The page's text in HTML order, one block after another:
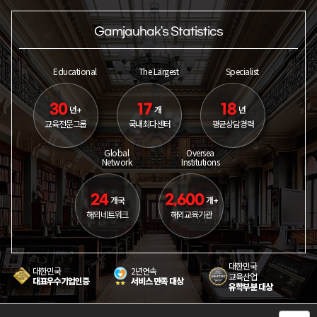
Gamjauhak's Statistics
Educational
30년+
교육전문그룹
The Largest
17개
국내최다센터
Specialist
18 년
평균상담경력
Global
Network
24개국
해외네트워크
Oversea
Institutions
2,600 개+
해외교육기관
대한민국
대표우수기업인증
2년연속
서비스 만족 대상
대한민국
교육산업
유학부분 대상